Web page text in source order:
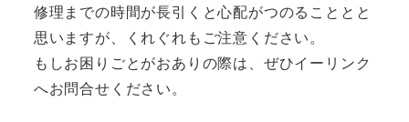
修理までの時間が長引くと心配がつのることとと
思いますが、くれぐれもご注意ください。
もしお困りごとがおありの際は、ぜひイーリンク
へお問合せください。